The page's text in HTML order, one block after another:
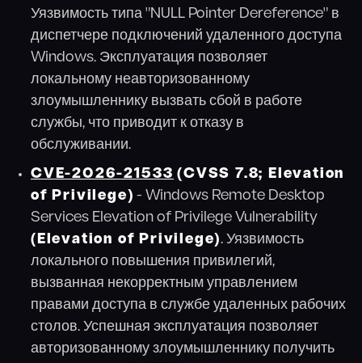
Уязвимость типа "NULL Pointer Dereference" в
диспетчере подключений удаленного доступа
Windows. Эксплуатация позволяет
локальному неавторизованному
злоумышленнику вызвать сбой в работе
службы, что приводит к отказу в
обслуживании.
CVE-2026-21533 (CVSS 7.8; Elevation
of Privilege) - Windows Remote Desktop
Services Elevation of Privilege Vulnerability
(Elevation of Privilege). Уязвимость
локального повышения привилегий,
вызванная некорректным управлением
правами доступа в службе удаленных рабочих
столов. Успешная эксплуатация позволяет
авторизованному злоумышленнику получить